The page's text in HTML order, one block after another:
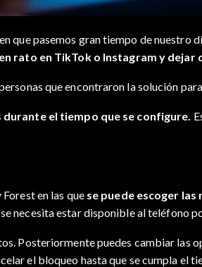
que pasemos gran tiempo de nuestro
rato en TikTok o Instagram y
que encontraron la solución
durante el tiempo que se configure.
en las quese puede escoger las
necesita estar disponible al teléfono
Posteriormente puedes cambiar las
el bloqueo hasta que se cumpla el